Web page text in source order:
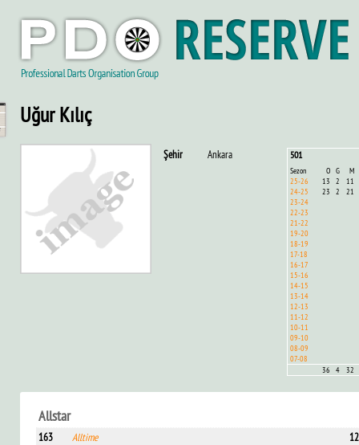
Uğur Kılıç
501
Sezon O G
M
25-26
13 2
11
24-25
23 2
21
23-24
22-23
21-22
19-20
18-19
17-18
16-17
15-16
14-15
13-14
12-13
11-12
10-11
09-10
08-09
07-08
36
4 32
Şehir Ankara
Allstar
163 Alltime